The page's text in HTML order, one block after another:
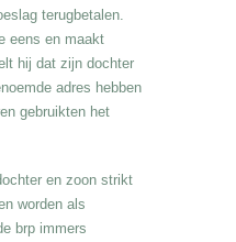
terugbetalen.
eens en maakt
hij dat zijn dochter
adres hebben
gebruikten het
en zoon strikt
worden als
brp immers